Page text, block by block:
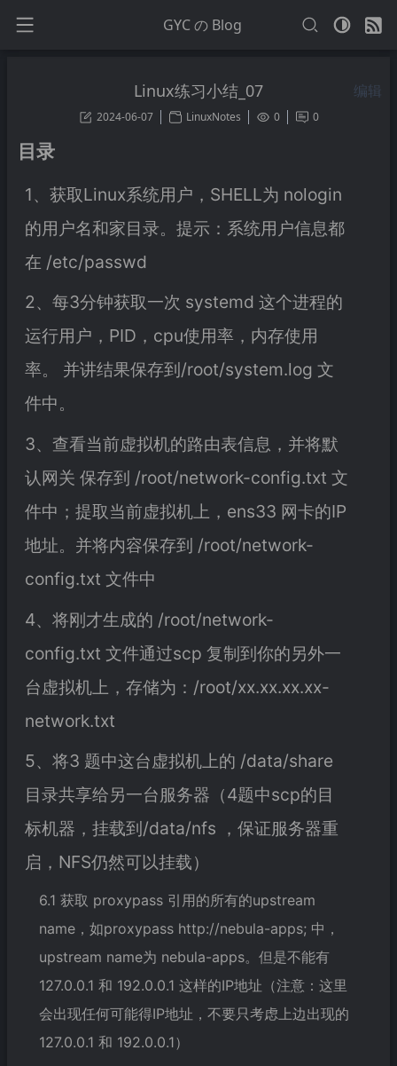
GYC の Blog
Linux练习小结_07 编辑
2024-06-07 LinuxNotes 0 0
目录
1、获取Linux系统用户，SHELL为 nologin
的用户名和家目录。提示：系统用户信息都
在 /etc/passwd
2、每3分钟获取一次 systemd 这个进程的
运行用户，PID，cpu使用率，内存使用
率。 并讲结果保存到/root/system.log 文
件中。
3、查看当前虚拟机的路由表信息，并将默
认网关 保存到 /root/network-config.txt 文
件中；提取当前虚拟机上，ens33 网卡的IP
地址。并将内容保存到 /root/network-
config.txt 文件中
4、将刚才生成的 /root/network-
config.txt 文件通过scp 复制到你的另外一
台虚拟机上，存储为：/root/xx.xx.xx.xx-
network.txt
5、将3 题中这台虚拟机上的 /data/share
目录共享给另一台服务器（4题中scp的目
标机器，挂载到/data/nfs ，保证服务器重
启，NFS仍然可以挂载）
6.1 获取 proxypass 引用的所有的upstream
name，如proxypass http://nebula-apps; 中，
upstream name为 nebula-apps。但是不能有
127.0.0.1 和 192.0.0.1 这样的IP地址（注意：这里
会出现任何可能得IP地址，不要只考虑上边出现的
127.0.0.1 和 192.0.0.1）